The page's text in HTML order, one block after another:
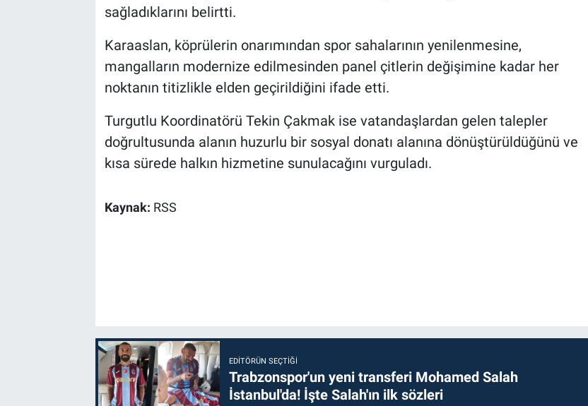
sağladıklarını belirtti.
Karaaslan, köprülerin onarımından spor sahalarının yenilenmesine,
mangalların modernize edilmesinden panel çitlerin değişimine kadar her
noktanın titizlikle elden geçirildiğini ifade etti.
Turgutlu Koordinatörü Tekin Çakmak ise vatandaşlardan gelen talepler
doğrultusunda alanın huzurlu bir sosyal donatı alanına dönüştürüldüğünü ve
kısa sürede halkın hizmetine sunulacağını vurguladı.
Kaynak: RSS
EDITÖRÜN SEÇTIĞI
Trabzonspor'un yeni transferi Mohamed Salah
İstanbul'da! İşte Salah'ın ilk sözleri